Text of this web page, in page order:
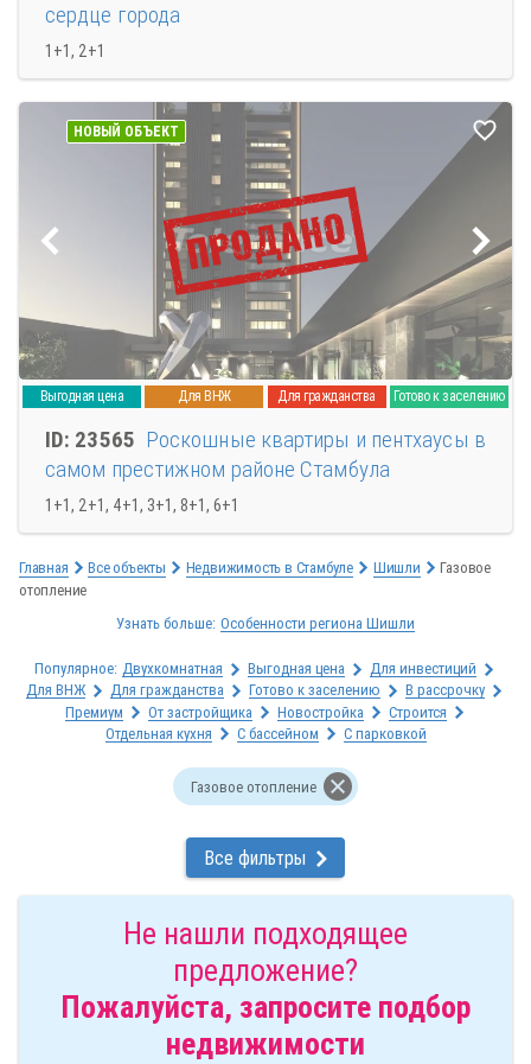
сердце города
1+1, 2+1
НОВЫЙ ОБЪЕКТ
Выгодная цена Для ВНЖ Для гражданства Готово к заселению
ID: 23565 Роскошные квартиры и пентхаусы в
самом престижном районе Стамбула
1+1, 2+1, 4+1, 3+1, 8+1, 6+1
Главная Все объекты Недвижимость в Стамбуле Шишли
Газовое
отопление
Узнать больше: Особенности региона Шишли
Популярное: Двухкомнатная Выгодная цена
Для инвестиций
Для ВНЖ
Для гражданства Готово к заселению
В рассрочку
Премиум
От застройщика Новостройка
Строится
Отдельная кухня
С бассейном С парковкой
Газовое отопление
Все фильтры
Не нашли подходящее
предложение?
Пожалуйста, запросите подбор
недвижимости